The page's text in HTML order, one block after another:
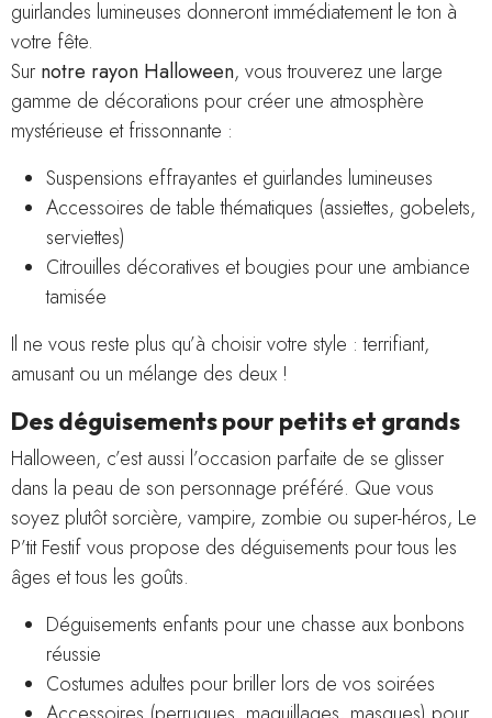
guirlandes lumineuses donneront immédiatement le ton à
votre fête.
Sur notre rayon Halloween, vous trouverez une large
gamme de décorations pour créer une atmosphère
mystérieuse et frissonnante :
Suspensions effrayantes et guirlandes lumineuses
Accessoires de table thématiques (assiettes, gobelets,
serviettes)
Citrouilles décoratives et bougies pour une ambiance
tamisée
Il ne vous reste plus qu’à choisir votre style : terrifiant,
amusant ou un mélange des deux !
Des déguisements pour petits et grands
Halloween, c’est aussi l’occasion parfaite de se glisser
dans la peau de son personnage préféré. Que vous
soyez plutôt sorcière, vampire, zombie ou super-héros, Le
P’tit Festif vous propose des déguisements pour tous les
âges et tous les goûts.
Déguisements enfants pour une chasse aux bonbons
réussie
Costumes adultes pour briller lors de vos soirées